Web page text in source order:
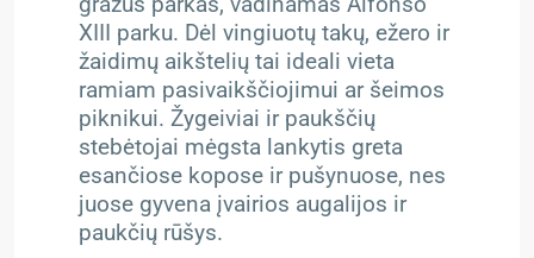
XIII parku. Dėl vingiuotų takų, ežero ir
žaidimų aikštelių tai ideali vieta
ramiam pasivaikščiojimui ar šeimos
piknikui. Žygeiviai ir paukščių
stebėtojai mėgsta lankytis greta
esančiose kopose ir pušynuose, nes
juose gyvena įvairios augalijos ir
paukčių rūšys.